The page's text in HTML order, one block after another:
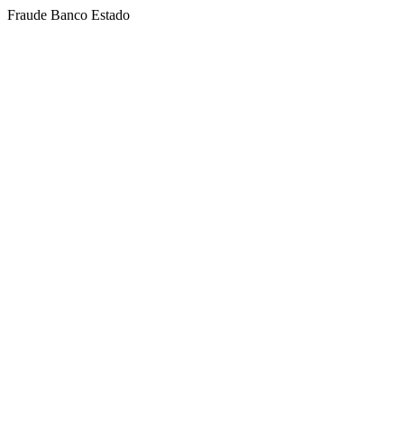
Fraude Banco Estado